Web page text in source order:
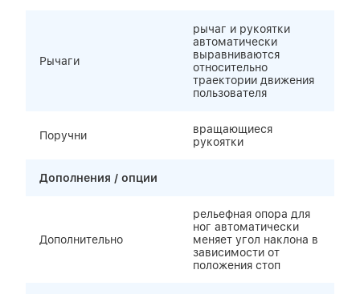
Рычаги
рычаг и рукоятки
автоматически
выравниваются
относительно
траектории движения
пользователя
Поручни
вращающиеся
рукоятки
Дополнения / опции
Дополнительно
рельефная опора для
ног автоматически
меняет угол наклона в
зависимости от
положения стоп